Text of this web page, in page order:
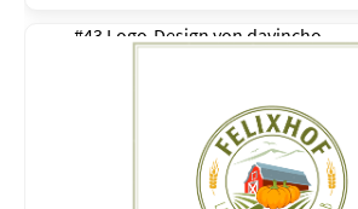
#43 Logo-Design von davincho